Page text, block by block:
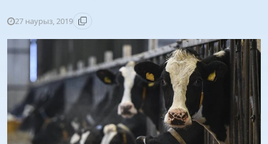
27 наурыз, 2019